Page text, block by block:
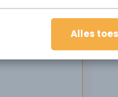
Alles